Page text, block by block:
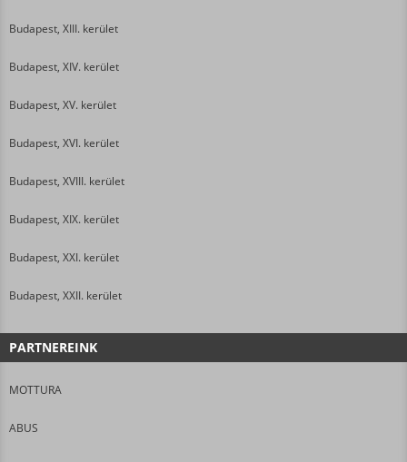
Budapest, XIII. kerület
Budapest, XIV. kerület
Budapest, XV. kerület
Budapest, XVI. kerület
Budapest, XVIII. kerület
Budapest, XIX. kerület
Budapest, XXI. kerület
Budapest, XXII. kerület
PARTNEREINK
MOTTURA
ABUS